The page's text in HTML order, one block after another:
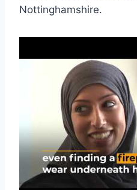
Nottinghamshire.